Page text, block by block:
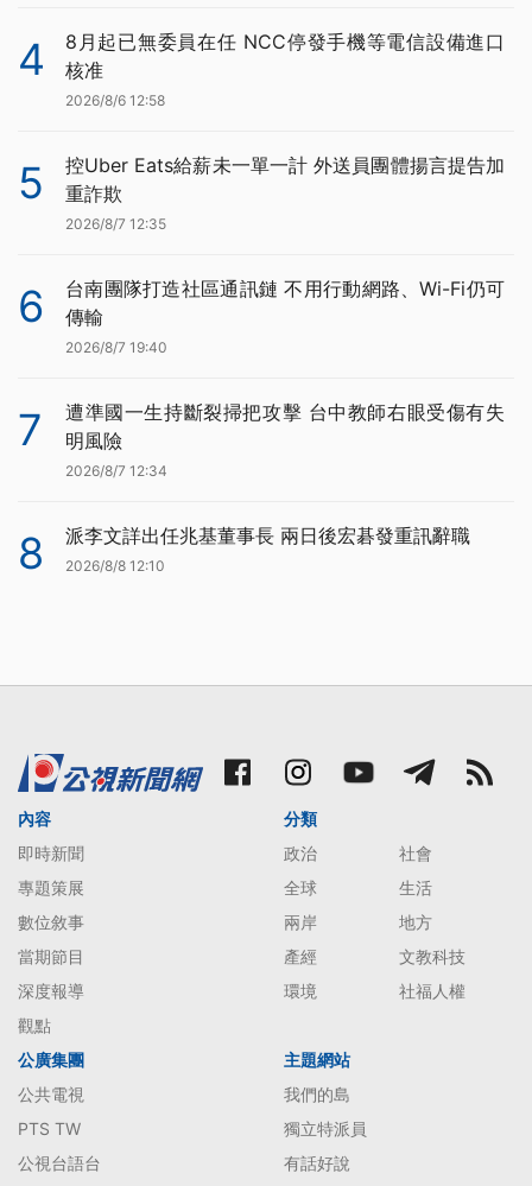
4
8月起已無委員在任 NCC停發手機等電信設備進口
核准
2026/8/6 12:58
5
控Uber Eats給薪未一單一計 外送員團體揚言提告加
重詐欺
2026/8/7 12:35
6
台南團隊打造社區通訊鏈 不用行動網路、Wi-Fi仍可
傳輸
2026/8/7 19:40
7
遭準國一生持斷裂掃把攻擊 台中教師右眼受傷有失
明風險
2026/8/7 12:34
8 派李文詳出任兆基董事長 兩日後宏碁發重訊辭職
2026/8/8 12:10
內容
即時新聞
專題策展
數位敘事
當期節目
深度報導
觀點
分類
政治
社會
全球
生活
兩岸
地方
產經
文教科技
環境
社福人權
公廣集團
公共電視
PTS TW
公視台語台
主題網站
我們的島
獨立特派員
有話好說